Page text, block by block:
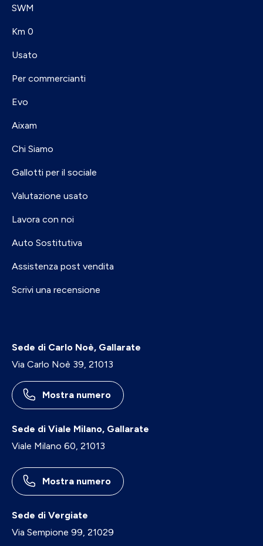
SWM
Km 0
Usato
Per commercianti
Evo
Aixam
Chi Siamo
Gallotti per il sociale
Valutazione usato
Lavora con noi
Auto Sostitutiva
Assistenza post vendita
Scrivi una recensione
Sede di Carlo Noè, Gallarate
Via Carlo Noè 39, 21013
Mostra numero
Sede di Viale Milano, Gallarate
Viale Milano 60, 21013
Mostra numero
Sede di Vergiate
Via Sempione 99, 21029